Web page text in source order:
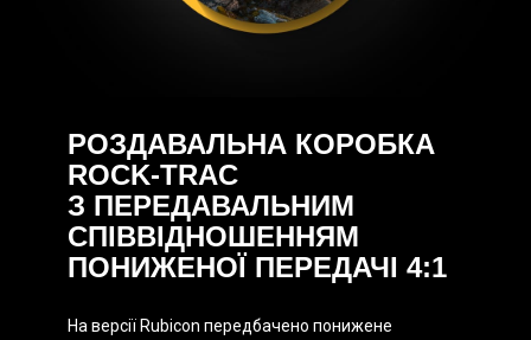
РОЗДАВАЛЬНА КОРОБКА
ROCK-TRAC
З ПЕРЕДАВАЛЬНИМ
СПІВВІДНОШЕННЯМ
ПОНИЖЕНОЇ ПЕРЕДАЧІ 4:1
На версії Rubicon передбачено понижене